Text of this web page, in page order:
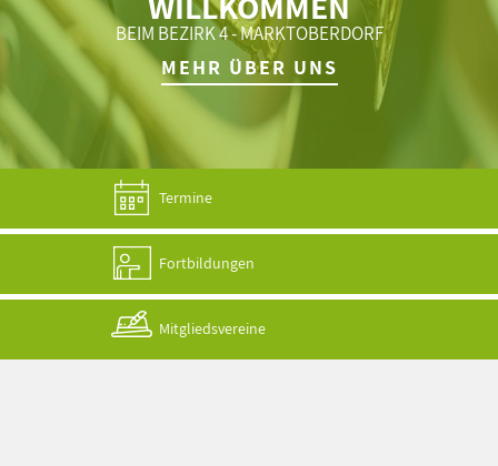
BEIM BEZIRK 4 - MARKTOBERDORF
MEHR ÜBER UNS
Termine
Fortbildungen
Mitgliedsvereine